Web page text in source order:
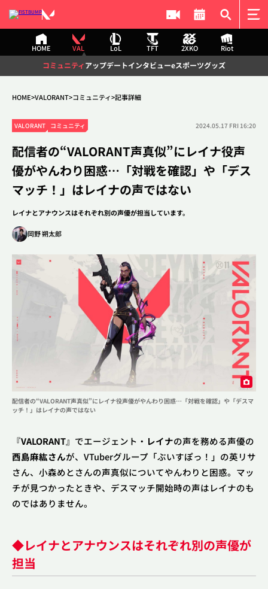
HOME VAL LoL TFT 2XKO Riot
コミュニティアップデートインタビューeスポーツグッズ
検索
#League of Legends
#Challengers Japan
League of Legends インタビュー
熱い“プロポーズ（？）”から始まった「150％」の絆。
正反対なふたりが真正面から向き合う――「ぶいすぽ
っ！」銀城サイネ & 龍巻ちせ デュオインタビュー！
HOME
コミュニティ
グッズ
League of Legends
コミュニティ
アップデート
インタビュー
eスポーツ
Teamfight Tactics
インタビュー
2XKO
コミュニティ
アップデート
インタビュー
eスポーツ
STREAMERS
VALORANT&LoL関連ニュースメディア
HOME VALORANT コミュニティ 記事詳細
VALORANT コミュニティ 2024.05.17 FRI 16:20
配信者の“VALORANT声真似”にレイナ役声
優がやんわり困惑…「対戦を確認」や「デス
マッチ！」はレイナの声ではない
レイナとアナウンスはそれぞれ別の声優が担当しています。
岡野 朔太郎
配信者の“VALORANT声真似”にレイナ役声優がやんわり困惑…「対戦を確認」や「デスマ
ッチ！」はレイナの声ではない
『VALORANT』でエージェント・ レイナの声を務める声優の
西島麻紘さんが、VTuberグループ「ぶいすぽっ！」の英リサ
さん、小森めとさんの声真似についてやんわりと困惑。マッ
チが見つかったときや、デスマッチ開始時の声はレイナのも
のではありません。
◆レイナとアナウンスはそれぞれ別の声優が
担当